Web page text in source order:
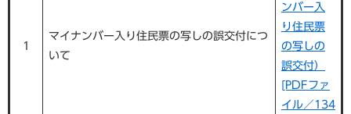
1
マイナンバー入り住民票の写しの誤交付につ
いて
ンバー入
り住民票
の写しの
誤交付）
[PDFファ
イル／134